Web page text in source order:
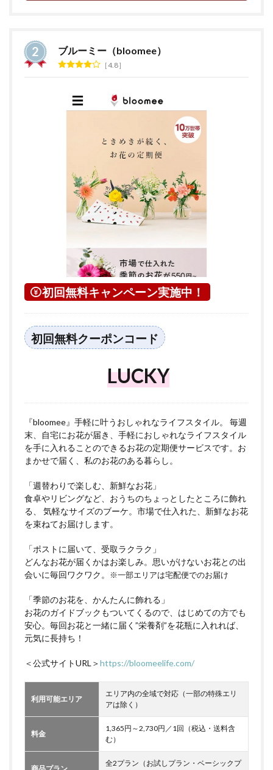
ブルーミー（bloomee）
4.8
初回無料キャンペーン実施中！
初回無料クーポンコード
LUCKY
『bloomee』手軽に叶うおしゃれなライフスタイル。 毎週
末、自宅にお花が届き、手軽におしゃれなライフスタイル
を手に入れることのできるお花の定期便サービスです。お
まかせで届く、私のお花のある暮らし。
「週替わりで楽しむ、新鮮なお花」
食卓やリビングなど、おうちのちょっとしたところに飾れ
る、 気軽なサイズのブーケ。市場で仕入れた、新鮮なお花
を束ねてお届けします。
「ポストに届いて、受取ラクラク」
どんなお花が届くかはお楽しみ。思いがけないお花との出
会いに毎回ワクワク。
※一部エリアは宅配便でのお届け
「季節のお花を、かんたんに飾れる」
お花のガイドブックもついてくるので、はじめての方でも
安心。毎回お花と一緒に届く”栄養剤”を花瓶に入れれば、
元気に長持ち！
＜公式サイトURL＞https://bloomeelife.com/
利用可能エリア
エリア内の全域で対応（一部の特殊エリ
アは除く）
料金
1,365円～2,730円／1回（税込・送料含
む）
全2プラン（お試しプラン・ベーシックプ